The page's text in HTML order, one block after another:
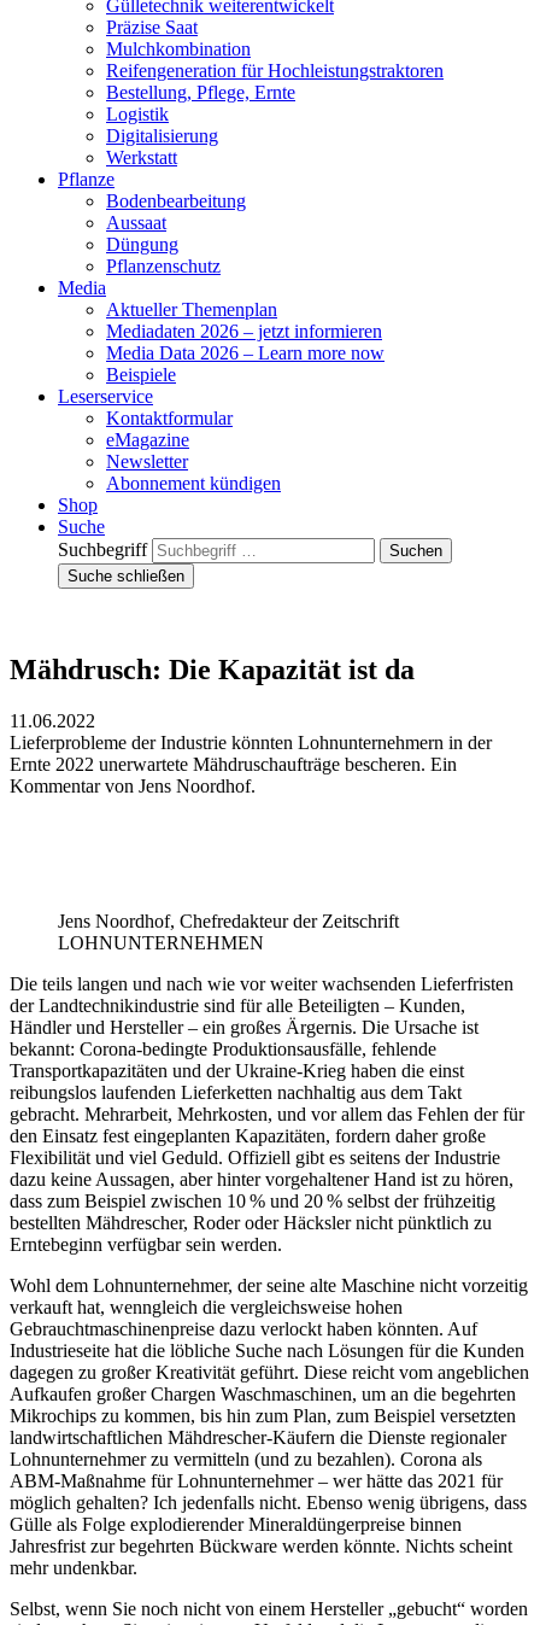
Gülletechnik weiterentwickelt
Präzise Saat
Mulchkombination
Reifengeneration für Hochleistungstraktoren
Bestellung, Pflege, Ernte
Logistik
Digitalisierung
Werkstatt
Pflanze
Bodenbearbeitung
Aussaat
Düngung
Pflanzenschutz
Media
Aktueller Themenplan
Mediadaten 2026 – jetzt informieren
Media Data 2026 – Learn more now
Beispiele
Leserservice
Kontaktformular
eMagazine
Newsletter
Abonnement kündigen
Shop
Suche
Suchbegriff
Suche schließen
Mähdrusch: Die Kapazität ist da
11.06.2022
Lieferprobleme der Industrie könnten Lohnunternehmern in der
Ernte 2022 unerwartete Mähdruschaufträge bescheren. Ein
Kommentar von Jens Noordhof.
Jens Noordhof, Chefredakteur der Zeitschrift
LOHNUNTERNEHMEN
Die teils langen und nach wie vor weiter wachsenden Lieferfristen
der Landtechnikindustrie sind für alle Beteiligten – Kunden,
Händler und Hersteller – ein großes Ärgernis. Die Ursache ist
bekannt: Corona-bedingte Produktionsausfälle, fehlende
Transportkapazitäten und der Ukraine-Krieg haben die einst
reibungslos laufenden Lieferketten nachhaltig aus dem Takt
gebracht. Mehrarbeit, Mehrkosten, und vor allem das Fehlen der für
den Einsatz fest eingeplanten Kapazitäten, fordern daher große
Flexibilität und viel Geduld. Offiziell gibt es seitens der Industrie
dazu keine Aussagen, aber hinter vorgehaltener Hand ist zu hören,
dass zum Beispiel zwischen 10 % und 20 % selbst der frühzeitig
bestellten Mähdrescher, Roder oder Häcksler nicht pünktlich zu
Erntebeginn verfügbar sein werden.
Wohl dem Lohnunternehmer, der seine alte Maschine nicht vorzeitig
verkauft hat, wenngleich die vergleichsweise hohen
Gebrauchtmaschinenpreise dazu verlockt haben könnten. Auf
Industrieseite hat die löbliche Suche nach Lösungen für die Kunden
dagegen zu großer Kreativität geführt. Diese reicht vom angeblichen
Aufkaufen großer Chargen Waschmaschinen, um an die begehrten
Mikrochips zu kommen, bis hin zum Plan, zum Beispiel versetzten
landwirtschaftlichen Mähdrescher-Käufern die Dienste regionaler
Lohnunternehmer zu vermitteln (und zu bezahlen). Corona als
ABM-Maßnahme für Lohnunternehmer – wer hätte das 2021 für
möglich gehalten? Ich jedenfalls nicht. Ebenso wenig übrigens, dass
Gülle als Folge explodierender Mineraldüngerpreise binnen
Jahresfrist zur begehrten Bückware werden könnte. Nichts scheint
mehr undenkbar.
Selbst, wenn Sie noch nicht von einem Hersteller „gebucht“ worden